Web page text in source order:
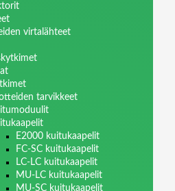
virtalähteet
tarvikkeet
E2000 kuitukaapelit
FC-SC kuitukaapelit
LC-LC kuitukaapelit
MU-LC kuitukaapelit
MU-SC kuitukaapelit